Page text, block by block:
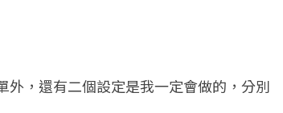
，還有二個設定是我一定會做的，分別